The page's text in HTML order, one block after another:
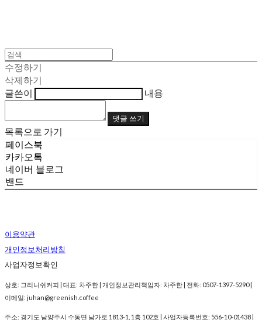
수정하기
삭제하기
글쓴이
내용
댓글 쓰기
목록으로 가기
페이스북
카카오톡
네이버 블로그
밴드
이용약관
개인정보처리방침
사업자정보확인
상호: 그리니쉬커피 | 대표: 차주한 | 개인정보관리책임자: 차주한 | 전화: 0507-1397-5290 |
이메일: juhan@greenish.coffee
주소: 경기도 남양주시 수동면 남가로 1813-1, 1층 102호 | 사업자등록번호: 556-10-01438 |